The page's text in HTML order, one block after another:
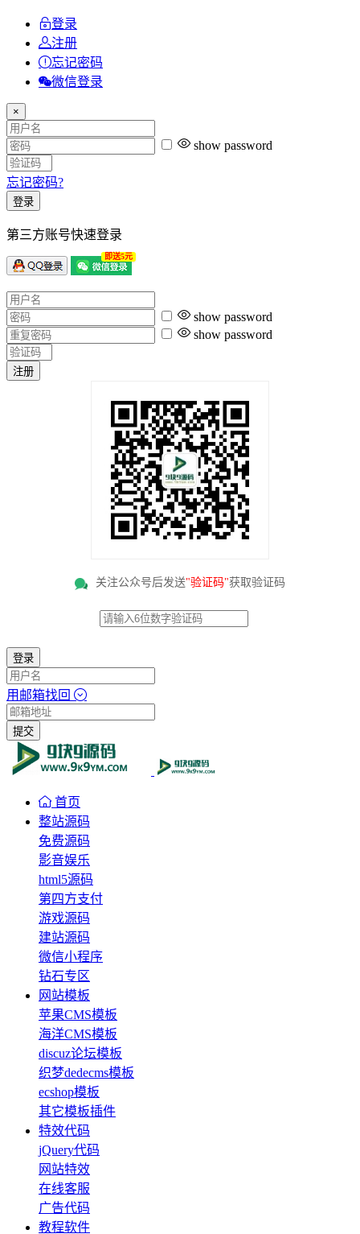
登录
注册
忘记密码
微信登录
×
show password
忘记密码?
登录
第三方账号快速登录
即送5元
show password
show password
注册
关注公众号后发送"验证码"获取验证码
登录
用邮箱找回
提交
首页
整站源码
免费源码
影音娱乐
html5源码
第四方支付
游戏源码
建站源码
微信小程序
钻石专区
网站模板
苹果CMS模板
海洋CMS模板
discuz论坛模板
织梦dedecms模板
ecshop模板
其它模板插件
特效代码
jQuery代码
网站特效
在线客服
广告代码
教程软件